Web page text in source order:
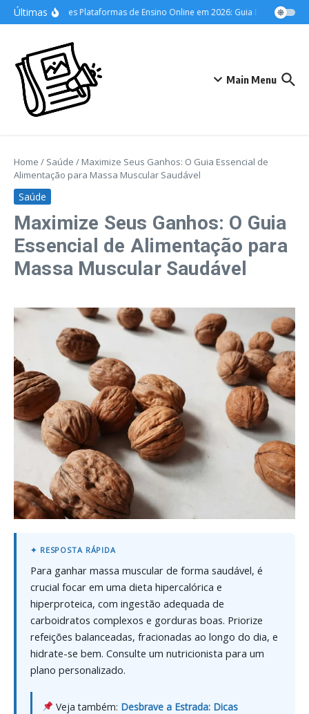
Ir para o conteúdo
Últimas
As Melhores Plataformas de Ensino Online em 2026: Guia Definitivo para
Main Menu
Home / Saúde / Maximize Seus Ganhos: O Guia Essencial de
Alimentação para Massa Muscular Saudável
Saúde
Maximize Seus Ganhos: O Guia
Essencial de Alimentação para
Massa Muscular Saudável
Para ganhar massa muscular de forma saudável, é
crucial focar em uma dieta hipercalórica e
hiperproteica, com ingestão adequada de
carboidratos complexos e gorduras boas. Priorize
refeições balanceadas, fracionadas ao longo do dia, e
hidrate-se bem. Consulte um nutricionista para um
plano personalizado.
Veja também: Desbrave a Estrada: Dicas